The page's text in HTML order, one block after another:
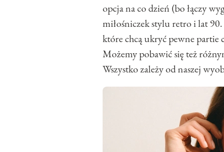
opcja na co dzień (bo łączy
miłośniczek stylu retro i lat
które chcą ukryć pewne partie
Możemy pobawić się też
Wszystko zależy od naszej